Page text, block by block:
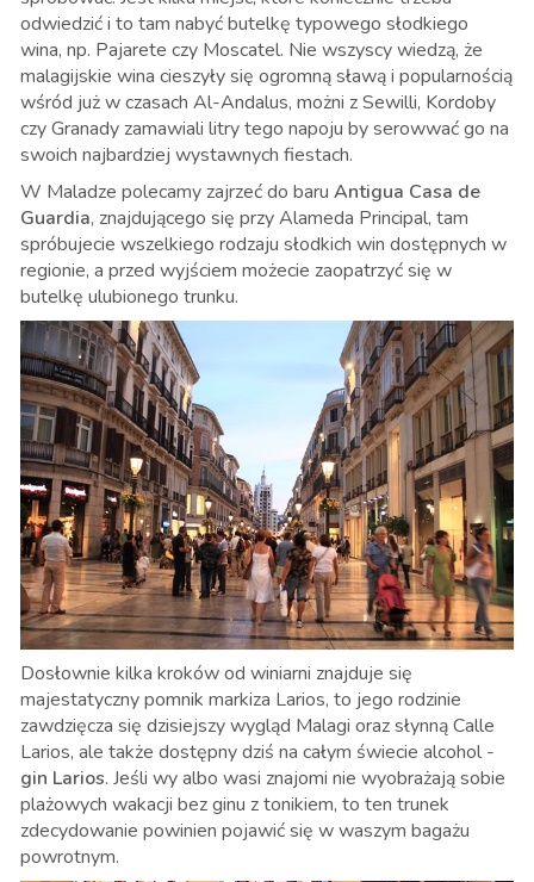
odwiedzić i to tam nabyć butelkę typowego słodkiego
wina, np. Pajarete czy Moscatel. Nie wszyscy wiedzą, że
malagijskie wina cieszyły się ogromną sławą i popularnością
wśród już w czasach Al-Andalus, możni z Sewilli, Kordoby
czy Granady zamawiali litry tego napoju by serowwać go na
swoich najbardziej wystawnych fiestach.
W Maladze polecamy zajrzeć do baru Antigua Casa de
Guardia, znajdującego się przy Alameda Principal, tam
spróbujecie wszelkiego rodzaju słodkich win dostępnych w
regionie, a przed wyjściem możecie zaopatrzyć się w
butelkę ulubionego trunku.
Dosłownie kilka kroków od winiarni znajduje się
majestatyczny pomnik markiza Larios, to jego rodzinie
zawdzięcza się dzisiejszy wygląd Malagi oraz słynną Calle
Larios, ale także dostępny dziś na całym świecie alcohol -
gin Larios. Jeśli wy albo wasi znajomi nie wyobrażają sobie
plażowych wakacji bez ginu z tonikiem, to ten trunek
zdecydowanie powinien pojawić się w waszym bagażu
powrotnym.